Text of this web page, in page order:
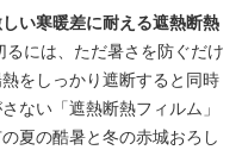
い寒暖差に耐える遮熱断熱
には、ただ暑さを防ぐだけ
をしっかり遮断すると同時
ない「遮熱断熱フィルム」
夏の酷暑と冬の赤城おろし